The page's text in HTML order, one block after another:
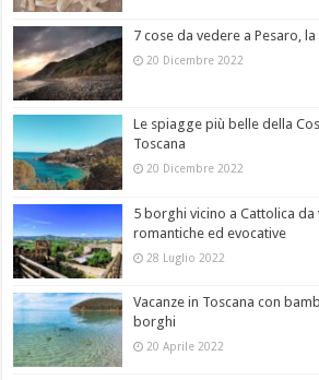
7 cose da vedere a Pesaro,
20 Dicembre 2022
Le spiagge più belle della
Toscana
20 Dicembre 2022
5 borghi vicino a Cattolica da
romantiche ed evocative
28 Luglio 2022
Vacanze in Toscana con
borghi
20 Aprile 2022